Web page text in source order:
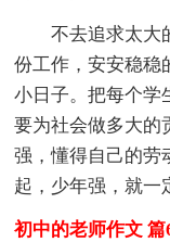
不去追求太大
份工作，安安稳稳
小日子。把每个学
要为社会做多大的
强，懂得自己的劳
起，少年强，就一
初中的老师作文 篇